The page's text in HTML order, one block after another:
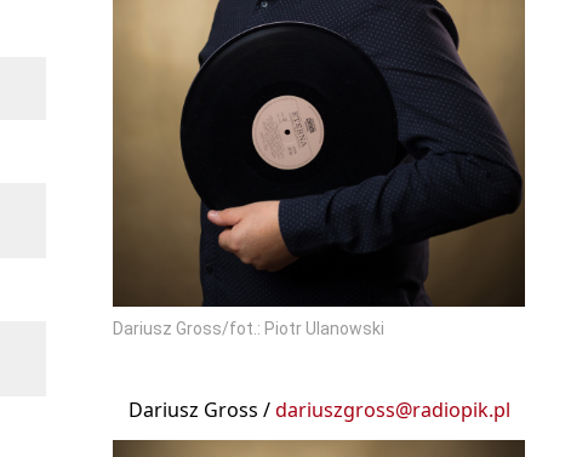
Dariusz Gross/fot.: Piotr Ulanowski
Dariusz Gross /dariuszgross@radiopik.pl